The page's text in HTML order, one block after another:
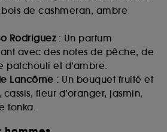
de cashmeran, ambre
Rodriguez: Un parfum
avec des notes de pêche, de
patchouli et d’ambre.
Lancôme : Un bouquet fruité et
fleur d’oranger, jasmin,
tonka.